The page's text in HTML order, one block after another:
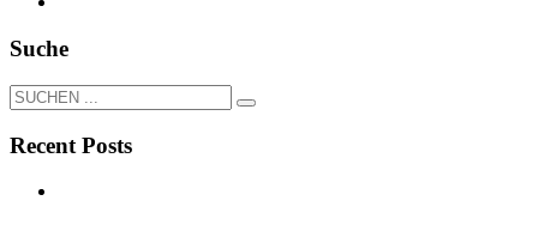
Suche
Recent Posts